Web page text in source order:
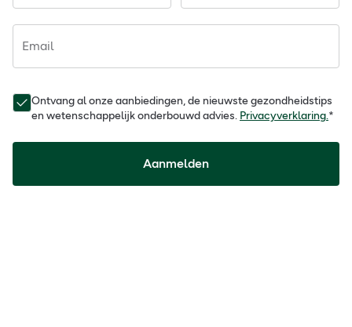
Email
Ontvang al onze aanbiedingen, de nieuwste gezondheidstips
en wetenschappelijk onderbouwd advies. Privacyverklaring.*
Aanmelden